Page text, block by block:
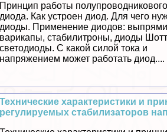
Принцип работы полупроводникового
диода. Как устроен диод. Для чего
диоды. Применение диодов:
варикапы, стабилитроны, диоды
светодиоды. С какой силой тока и
напряжением может работать диод....
Технические хаpaктеристики и
регулируемых стабилизаторов